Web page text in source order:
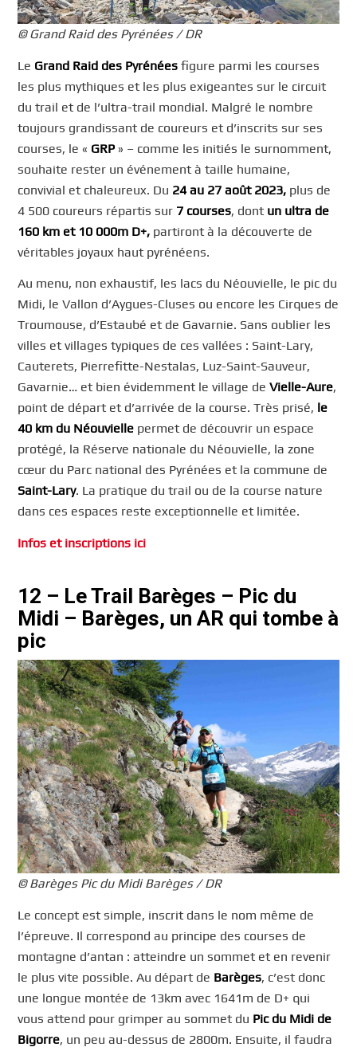
© Grand Raid des Pyrénées / DR
Le Grand Raid des Pyrénées figure parmi les courses
les plus mythiques et les plus exigeantes sur le circuit
du trail et de l’ultra-trail mondial. Malgré le nombre
toujours grandissant de coureurs et d’inscrits sur ses
courses, le « GRP » – comme les initiés le surnomment,
souhaite rester un événement à taille humaine,
convivial et chaleureux. Du 24 au 27 août 2023, plus de
4 500 coureurs répartis sur 7 courses, dont un ultra de
160 km et 10 000m D+, partiront à la découverte de
véritables joyaux haut pyrénéens.
Au menu, non exhaustif, les lacs du Néouvielle, le pic du
Midi, le Vallon d’Aygues-Cluses ou encore les Cirques de
Troumouse, d’Estaubé et de Gavarnie. Sans oublier les
villes et villages typiques de ces vallées : Saint-Lary,
Cauterets, Pierrefitte-Nestalas, Luz-Saint-Sauveur,
Gavarnie… et bien évidemment le village deVielle-Aure,
point de départ et d’arrivée de la course. Très prisé, le
40 km du Néouvielle permet de découvrir un espace
protégé, la Réserve nationale du Néouvielle, la zone
cœur du Parc national des Pyrénées et la commune de
Saint-Lary. La pratique du trail ou de la course nature
dans ces espaces reste exceptionnelle et limitée.
Infos et inscriptions ici
12 – Le Trail Barèges – Pic du
Midi – Barèges, un AR qui tombe à
pic
© Barèges Pic du Midi Barèges / DR
Le concept est simple, inscrit dans le nom même de
l’épreuve. Il correspond au principe des courses de
montagne d’antan : atteindre un sommet et en revenir
le plus vite possible. Au départ de Barèges, c’est donc
une longue montée de 13km avec 1641m de D+ qui
vous attend pour grimper au sommet du Pic du Midi de
Bigorre, un peu au-dessus de 2800m. Ensuite, il faudra